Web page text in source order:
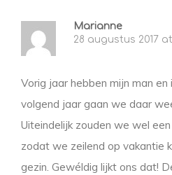
Marianne
28 augustus 2017 at
Vorig jaar hebben mijn man en
volgend jaar gaan we daar
Uiteindelijk zouden we wel
zodat we zeilend op vakantie
gezin. Gewéldig lijkt ons dat!